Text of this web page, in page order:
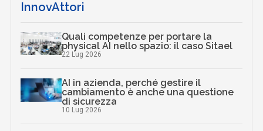
InnovAttori
Quali competenze per portare la
physical AI nello spazio: il caso Sitael
22 Lug 2026
AI in azienda, perché gestire il
cambiamento è anche una questione
di sicurezza
10 Lug 2026